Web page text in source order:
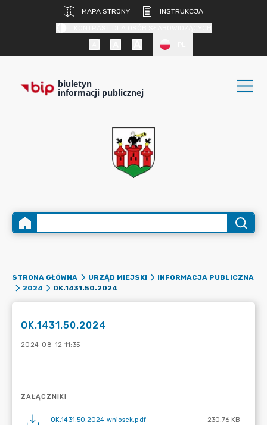
MAPA STRONY
INSTRUKCJA
biuletyn
informacji publicznej
STRONA GŁÓWNA URZĄD MIEJSKI
INFORMACJA PUBLICZNA
2024
OK.1431.50.2024
OK.1431.50.2024
2024-08-12 11:35
ZAŁĄCZNIKI
OK.1431.50.2024 wniosek.pdf 230.76 KB